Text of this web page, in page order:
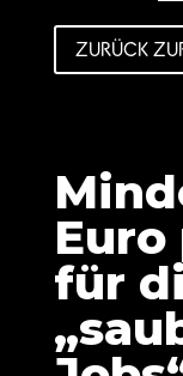
ZURÜCK
für